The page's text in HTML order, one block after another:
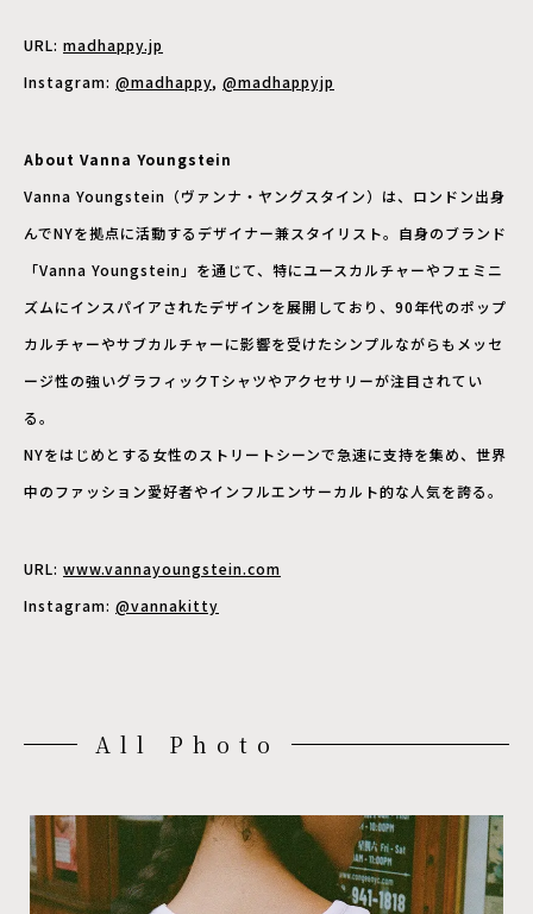
URL: madhappy.jp
Instagram: @madhappy, @madhappyjp
About Vanna Youngstein
Vanna Youngstein（ヴァンナ・ヤングスタイン）は、ロンドン出身
んでNYを拠点に活動するデザイナー兼スタイリスト。自身のブランド
「Vanna Youngstein」を通じて、特にユースカルチャーやフェミニ
ズムにインスパイアされたデザインを展開しており、90年代のポップ
カルチャーやサブカルチャーに影響を受けたシンプルながらもメッセ
ージ性の強いグラフィックTシャツやアクセサリーが注目されてい
る。
NYをはじめとする女性のストリートシーンで急速に支持を集め、世界
中のファッション愛好者やインフルエンサーカルト的な人気を誇る。
URL: www.vannayoungstein.com
Instagram: @vannakitty
All Photo